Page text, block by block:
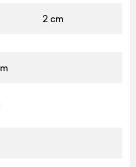
2 cm